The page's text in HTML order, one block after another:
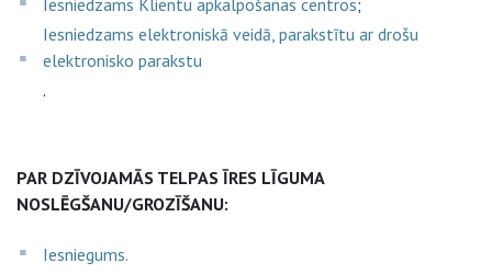
Iesniedzams Klientu apkalpošanas centros;
Iesniedzams elektroniskā veidā, parakstītu ar drošu
elektronisko parakstu
.
PAR DZĪVOJAMĀS TELPAS ĪRES LĪGUMA
NOSLĒGŠANU/GROZĪŠANU:
Iesniegums.